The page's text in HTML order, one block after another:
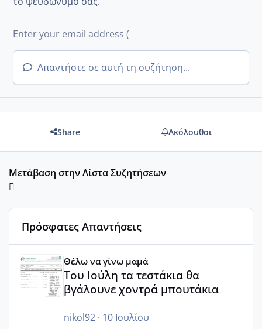
Απαντήστε σε αυτή τη συζήτηση...
Share Ακόλουθοι
Μετάβαση στην Λίστα Συζητήσεων
Πρόσφατες Απαντήσεις
Θέλω να γίνω μαμά
Του Ιούλη τα τεστάκια θα
βγάλουνε χοντρά μπουτάκια
nikol92· 10 Ιουλίου